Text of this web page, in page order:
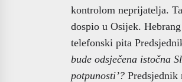
kontrolom neprijatelja.
dospio u Osijek.
telefonski pita
bude odsječena istočna
potpunosti’? Predsjednik